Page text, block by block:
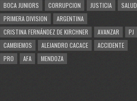
BOCA JUNIORS
CORRUPCION JUSTICIA
SALUD
PRIMERA DIVISION
ARGENTINA
CRISTINA FERNÁNDEZ DE KIRCHNER
AVANZAR
PJ
CAMBIEMOS
ALEJANDRO CACACE
ACCIDENTE
PRO
AFA MENDOZA